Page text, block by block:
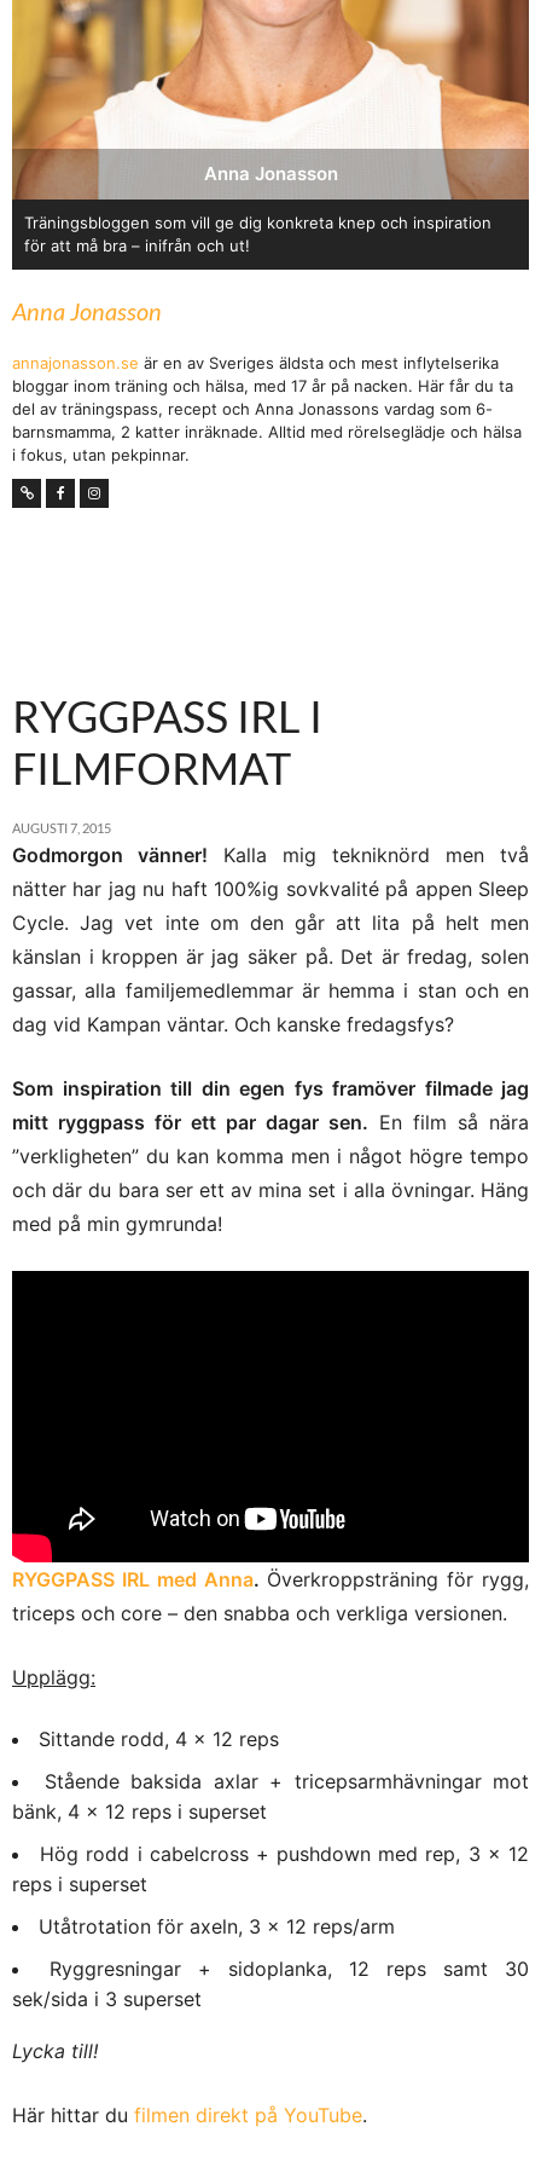
Anna Jonasson
Träningsbloggen som vill ge dig konkreta knep och inspiration
för att må bra – inifrån och ut!
Anna Jonasson
annajonasson.se är en av Sveriges äldsta och mest inflytelserika
bloggar inom träning och hälsa, med 17 år på nacken. Här får du ta
del av träningspass, recept och Anna Jonassons vardag som 6-
barnsmamma, 2 katter inräknade. Alltid med rörelseglädje och hälsa
i fokus, utan pekpinnar.
RYGGPASS IRL I
FILMFORMAT
AUGUSTI 7, 2015
Godmorgon vänner! Kalla mig tekniknörd men två
nätter har jag nu haft 100%ig sovkvalité på appen Sleep
Cycle. Jag vet inte om den går att lita på helt men
känslan i kroppen är jag säker på. Det är fredag, solen
gassar, alla familjemedlemmar är hemma i stan och en
dag vid Kampan väntar. Och kanske fredagsfys?
Som inspiration till din egen fys framöver filmade jag
mitt ryggpass för ett par dagar sen. En film så nära
”verkligheten” du kan komma men i något högre tempo
och där du bara ser ett av mina set i alla övningar. Häng
med på min gymrunda!
RYGGPASS IRL med Anna. Överkroppsträning för rygg,
triceps och core – den snabba och verkliga versionen.
Upplägg:
Sittande rodd, 4 x 12 reps
Stående baksida axlar + tricepsarmhävningar mot
bänk, 4 x 12 reps i superset
Hög rodd i cabelcross + pushdown med rep, 3 x 12
reps i superset
Utåtrotation för axeln, 3 x 12 reps/arm
Ryggresningar + sidoplanka, 12 reps samt 30
sek/sida i 3 superset
Lycka till!
Här hittar du filmen direkt på YouTube.